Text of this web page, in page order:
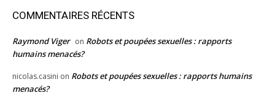
COMMENTAIRES RÉCENTS
Raymond Viger on Robots et poupées sexuelles : rapports
humains menacés?
nicolas.casini on Robots et poupées sexuelles : rapports humains
menacés?